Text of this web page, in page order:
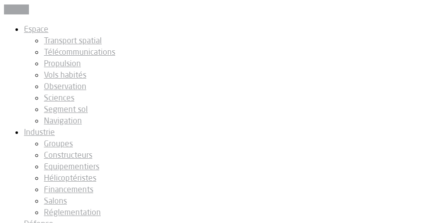
Espace
Transport spatial
Télécommunications
Propulsion
Vols habités
Observation
Sciences
Segment sol
Navigation
Industrie
Groupes
Constructeurs
Equipementiers
Hélicoptéristes
Financements
Salons
Réglementation